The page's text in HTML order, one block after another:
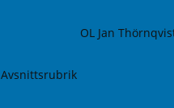
OL Jan
Avsnittsrubrik